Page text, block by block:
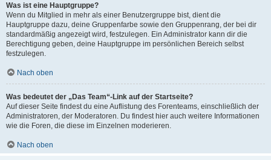
Was ist eine Hauptgruppe?
Wenn du Mitglied in mehr als einer Benutzergruppe bist, dient die
Hauptgruppe dazu, deine Gruppenfarbe sowie den Gruppenrang, der bei dir
standardmäßig angezeigt wird, festzulegen. Ein Administrator kann dir die
Berechtigung geben, deine Hauptgruppe im persönlichen Bereich selbst
festzulegen.
Nach oben
Was bedeutet der „Das Team“-Link auf der Startseite?
Auf dieser Seite findest du eine Auflistung des Forenteams, einschließlich der
Administratoren, der Moderatoren. Du findest hier auch weitere Informationen
wie die Foren, die diese im Einzelnen moderieren.
Nach oben